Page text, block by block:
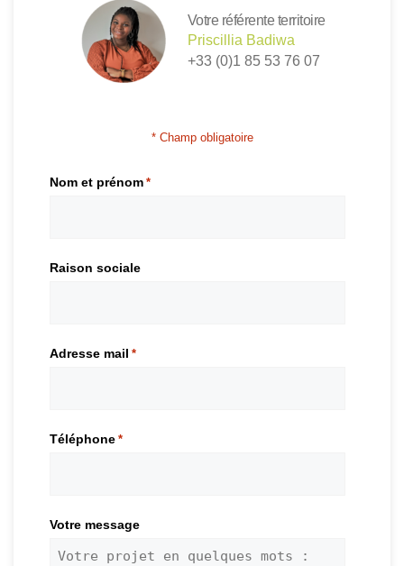
Votre référente territoire
Priscillia Badiwa
+33 (0)1 85 53 76 07
* Champ obligatoire
Nom et prénom *
Raison sociale
Adresse mail *
Téléphone *
Votre message